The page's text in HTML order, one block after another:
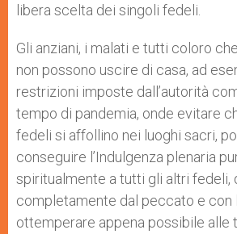
libera scelta dei singoli fedeli.
Gli anziani, i malati e tutti coloro
non possono uscire di casa, ad
restrizioni imposte dall’autorità
tempo di pandemia, onde evitare
fedeli si affollino nei luoghi sacri,
conseguire l’Indulgenza plenaria
spiritualmente a tutti gli altri fedeli,
completamente dal peccato e con
ottemperare appena possibile alle